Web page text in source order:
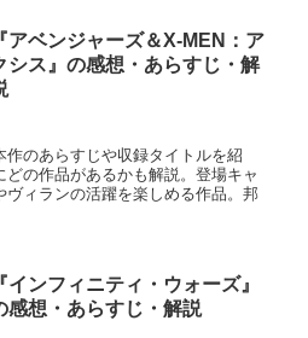
『アベンジャーズ＆X-MEN：ア
シス』の感想・あらすじ・解
のあらすじや収録タイトルを紹
の作品があるかも解説。登場キャ
ヴィランの活躍を楽しめる作品。邦
『インフィニティ・ウォーズ』
感想・あらすじ・解説